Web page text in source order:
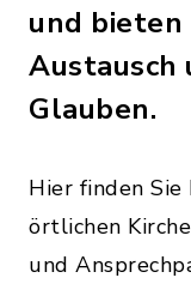
und bieten
Austausch
Glauben.
Hier finden
örtlichen
und